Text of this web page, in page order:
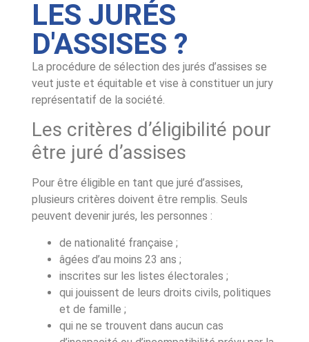
LES JURÉS
D'ASSISES ?
La procédure de sélection des jurés d’assises se
veut juste et équitable et vise à constituer un jury
représentatif de la société.
Les critères d’éligibilité pour
être juré d’assises
Pour être éligible en tant que juré d’assises,
plusieurs critères doivent être remplis. Seuls
peuvent devenir jurés, les personnes :
de nationalité française ;
âgées d’au moins 23 ans ;
inscrites sur les listes électorales ;
qui jouissent de leurs droits civils, politiques
et de famille ;
qui ne se trouvent dans aucun cas